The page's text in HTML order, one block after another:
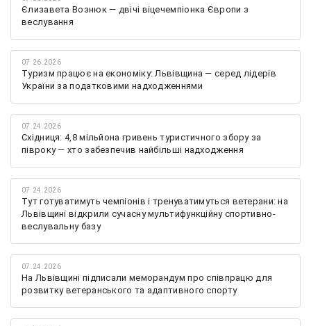
Єлизавета Вознюк — двічі віцечемпіонка Європи з
веслування
07.26.2026
Туризм працює на економіку: Львівщина — серед лідерів
України за податковими надходженнями
07.24.2026
Східниця: 4,8 мільйона гривень туристичного збору за
півроку — хто забезпечив найбільші надходження
07.24.2026
Тут готуватимуть чемпіонів і тренуватимуться ветерани: на
Львівщині відкрили сучасну мультифункційну спортивно-
веслувальну базу
07.24.2026
На Львівщині підписали меморандум про співпрацю для
розвитку ветеранського та адаптивного спорту